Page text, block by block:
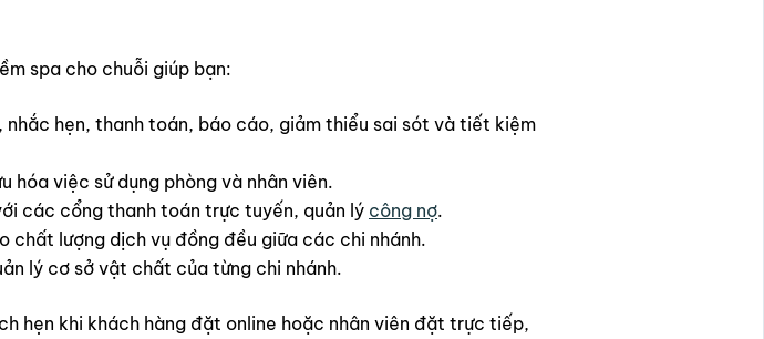
spa cho chuỗi giúp bạn:
hẹn, thanh toán, báo cáo, giảm thiểu sai sót và tiết kiệm
hóa việc sử dụng phòng và nhân viên.
các cổng thanh toán trực tuyến, quản lý công nợ.
chất lượng dịch vụ đồng đều giữa các chi nhánh.
lý cơ sở vật chất của từng chi nhánh.
hẹn khi khách hàng đặt online hoặc nhân viên đặt trực tiếp,